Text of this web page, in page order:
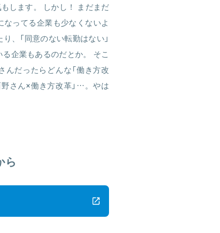
します。 しかし！ まだまだ
なってる企業も少なくないよ
、「同意のない転勤はない」
る企業もあるのだとか。 そこ
だったらどんな「働き方改
さん×働き方改革」…。やは
ら